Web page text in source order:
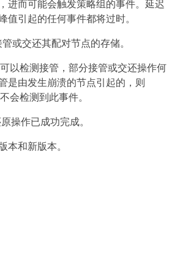
进而可能会触发策略组的事件。延迟
值引起的任何事件都将过时。
或交还其配对节点的存储。
以检测接管，部分接管或交还操作何
是由发生崩溃的节点引起的，则
会检测到此事件。
操作已成功完成。
本和新版本。